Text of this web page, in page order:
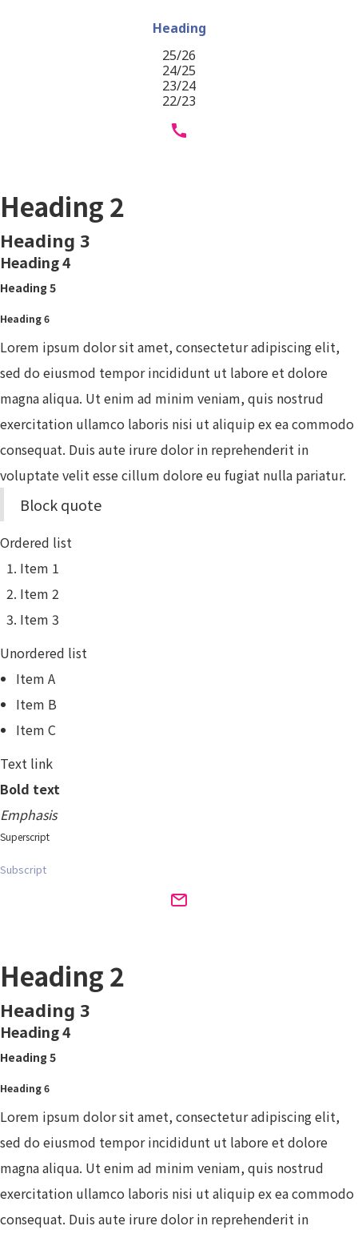
Heading
Heading 2
Heading 3
Heading 4
Heading 5
Heading 6
Lorem ipsum dolor sit amet, consectetur adipiscing elit,
sed do eiusmod tempor incididunt ut labore et dolore
magna aliqua. Ut enim ad minim veniam, quis nostrud
exercitation ullamco laboris nisi ut aliquip ex ea commodo
consequat. Duis aute irure dolor in reprehenderit in
voluptate velit esse cillum dolore eu fugiat nulla pariatur.
Block quote
Ordered list
Item 1
Item 2
Item 3
Unordered list
Item A
Item B
Item C
Text link
Bold text
Emphasis
Superscript
Subscript
Heading 2
Heading 3
Heading 4
Heading 5
Heading 6
Lorem ipsum dolor sit amet, consectetur adipiscing elit,
sed do eiusmod tempor incididunt ut labore et dolore
magna aliqua. Ut enim ad minim veniam, quis nostrud
exercitation ullamco laboris nisi ut aliquip ex ea commodo
consequat. Duis aute irure dolor in reprehenderit in
25/26
24/25
23/24
22/23